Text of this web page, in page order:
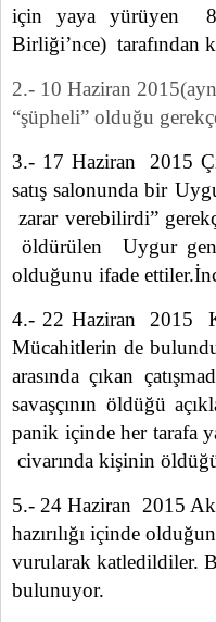
için yaya yürüyen 8
Birliği’nce) tarafından
2.- 10 Haziran
“şüpheli” olduğu
3.- 17 Haziran 2015
satış salonunda bir
zarar verebilirdi”
öldürülen Uygur
olduğunu ifade
4.- 22 Haziran 2015
Mücahitlerin de
arasında çıkan
savaşçının öldüğü
panik içinde her tarafa
civarında kişinin
5.- 24 Haziran 2015
hazırılığı içinde
vurularak katledildiler.
bulunuyor.